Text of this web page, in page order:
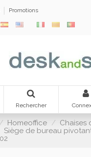
Promotions
Rechercher
Homeoffice
Chaises
Siège de bureau